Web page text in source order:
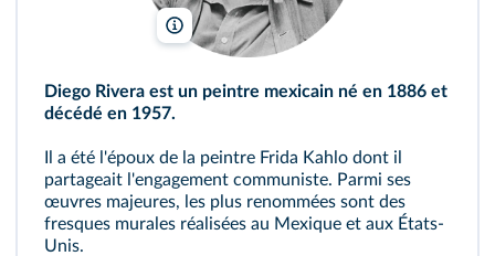
Museo Frida Kahlo/Wikimédia
Diego Rivera est un peintre mexicain né en 1886 et
décédé en 1957.
Il a été l'époux de la peintre Frida Kahlo dont il
partageait l'engagement communiste. Parmi ses
œuvres majeures, les plus renommées sont des
fresques murales réalisées au Mexique et aux États-
Unis.